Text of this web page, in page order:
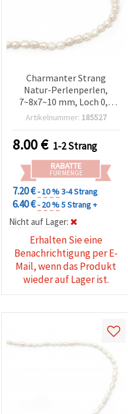
Charmanter Strang
Natur-Perlenperlen,
7~8x7~10 mm, Loch 0,8
mm, Klasse A,
– einzigartige
Schmuckperlen zum
Basteln & DIY-
Schmuckherstellen
Artikelnummer: 185527
8.00€ 1-2 Strang
RABATTE
FÜR MENGE
7.20 €- 10 %3-4 Strang
6.40 €- 20 %5 Strang +
Nicht auf Lager:
Erhalten Sie eine
Benachrichtigung per E-
Mail, wenn das Produkt
wieder auf Lager ist.